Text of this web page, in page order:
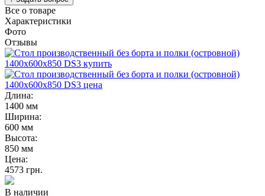
Все о товаре
Характеристики
Фото
Отзывы
Длина:
1400 мм
Ширина:
600 мм
Высота:
850 мм
Цена:
4573 грн.
В наличии